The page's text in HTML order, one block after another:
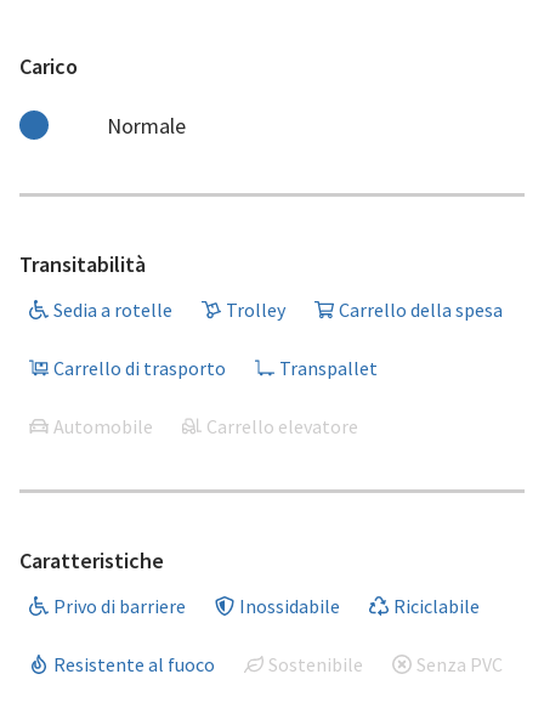
Carico
Normale
Transitabilità
Sedia a rotelle Trolley Carrello della spesa
Carrello di trasporto Transpallet
Automobile Carrello elevatore
Caratteristiche
Privo di barriere Inossidabile Riciclabile
Resistente al fuoco Sostenibile Senza PVC